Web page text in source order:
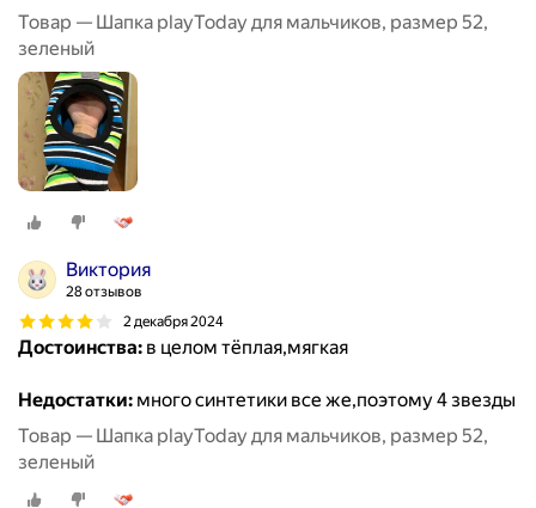
Товар — Шапка playToday для мальчиков, размер 52,
зеленый
Виктория
28 отзывов
2 декабря 2024
Достоинства: в целом тёплая,мягкая
Недостатки: много синтетики все же,поэтому 4 звезды
Товар — Шапка playToday для мальчиков, размер 52,
зеленый